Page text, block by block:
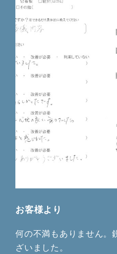
お客様より
何の不満もありません。
ざいました。